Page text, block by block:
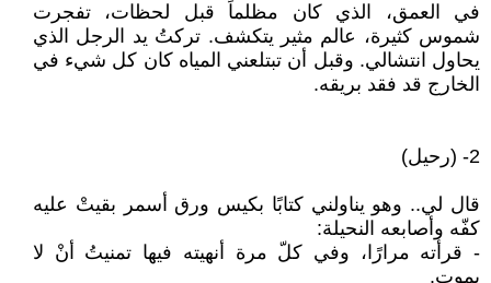
في العمق، الذي كان مظلماً قبل لحظات، تفجرت
شموس كثيرة، عالم مثير يتكشف. تركتُ يد الرجل الذي
يحاول انتشالي. وقبل أن تبتلعني المياه كان كل شيء في
الخارج قد فقد بريقه.
2- (رحيل)
قال لي.. وهو يناولني كتابًا بكيس ورق أسمر بقيتْ عليه
كفّه وأصابعه النحيلة:
- قرأته مرارًا، وفي كلّ مرة أنهيته فيها تمنيتُ أنْ لا
يموت.